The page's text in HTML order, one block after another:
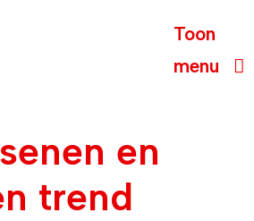
Toon
menu
en
trend